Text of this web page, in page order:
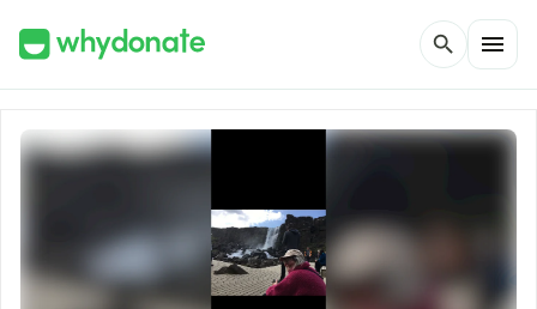
search menu